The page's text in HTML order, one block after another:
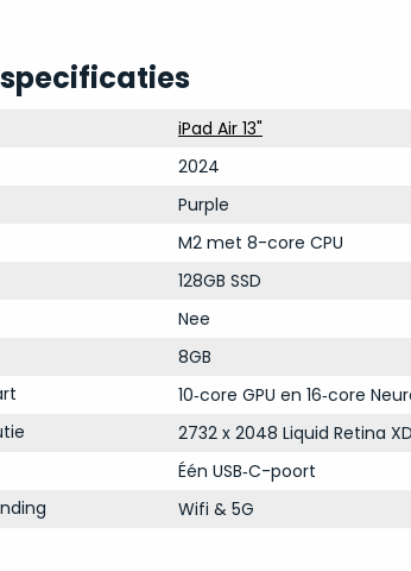
iPad Air 13"
2024
Purple
M2 met 8-core CPU
128GB SSD
Nee
8GB
10‑core GPU en 16‑core
2732 x 2048 Liquid Retina
Één USB‑C-poort
Wifi & 5G